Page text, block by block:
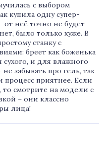
с выбором
купила одну супер-
от неё точно не будет
было только хуже. В
станку с
бреет как боженька
и для влажного
забывать про гель, так
процесс приятнее. Если
то смотрите на модели с
– они классно
лица!